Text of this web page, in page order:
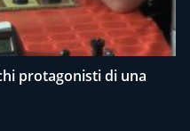
protagonisti di una